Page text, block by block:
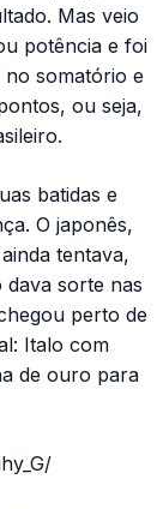
Mas veio
potência e foi
no somatório e
ou seja,
batidas e
O japonês,
tentava,
dava sorte nas
perto de
Italo com
de ouro para